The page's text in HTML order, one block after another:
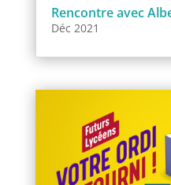
Rencontre avec
Déc 2021